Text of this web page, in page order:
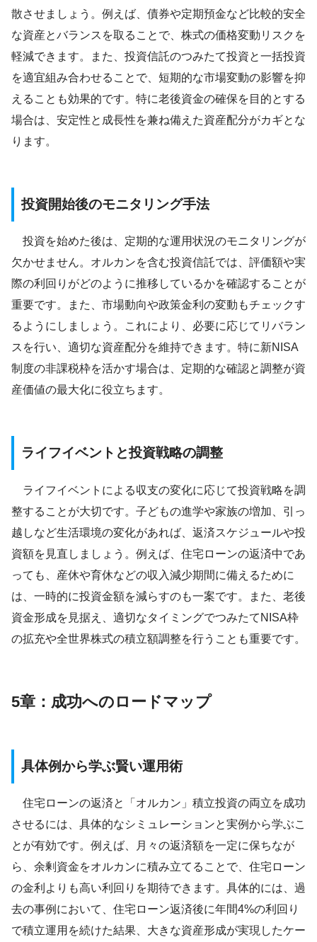
散させましょう。例えば、債券や定期預金など比較的安全
な資産とバランスを取ることで、株式の価格変動リスクを
軽減できます。また、投資信託のつみたて投資と一括投資
を適宜組み合わせることで、短期的な市場変動の影響を抑
えることも効果的です。特に老後資金の確保を目的とする
場合は、安定性と成長性を兼ね備えた資産配分がカギとな
ります。
投資開始後のモニタリング手法
投資を始めた後は、定期的な運用状況のモニタリングが
欠かせません。オルカンを含む投資信託では、評価額や実
際の利回りがどのように推移しているかを確認することが
重要です。また、市場動向や政策金利の変動もチェックす
るようにしましょう。これにより、必要に応じてリバラン
スを行い、適切な資産配分を維持できます。特に新NISA
制度の非課税枠を活かす場合は、定期的な確認と調整が資
産価値の最大化に役立ちます。
ライフイベントと投資戦略の調整
ライフイベントによる収支の変化に応じて投資戦略を調
整することが大切です。子どもの進学や家族の増加、引っ
越しなど生活環境の変化があれば、返済スケジュールや投
資額を見直しましょう。例えば、住宅ローンの返済中であ
っても、産休や育休などの収入減少期間に備えるために
は、一時的に投資金額を減らすのも一案です。また、老後
資金形成を見据え、適切なタイミングでつみたてNISA枠
の拡充や全世界株式の積立額調整を行うことも重要です。
5章：成功へのロードマップ
具体例から学ぶ賢い運用術
住宅ローンの返済と「オルカン」積立投資の両立を成功
させるには、具体的なシミュレーションと実例から学ぶこ
とが有効です。例えば、月々の返済額を一定に保ちなが
ら、余剰資金をオルカンに積み立てることで、住宅ローン
の金利よりも高い利回りを期待できます。具体的には、過
去の事例において、住宅ローン返済後に年間4%の利回り
で積立運用を続けた結果、大きな資産形成が実現したケー